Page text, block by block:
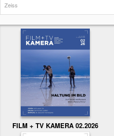
Zeiss
FILM + TV KAMERA 02.2026